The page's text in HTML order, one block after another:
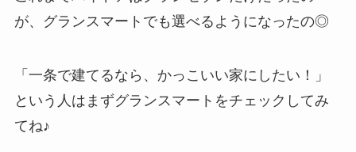
が、グランスマートでも選べるようになったの◎
「一条で建てるなら、かっこいい家にしたい！」
という人はまずグランスマートをチェックしてみ
てね♪